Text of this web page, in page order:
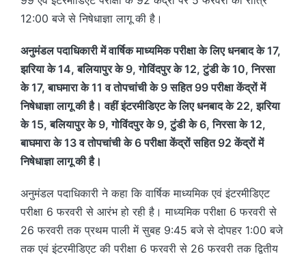
12:00 बजे से निषेधाज्ञा लागू की है।
अनुमंडल पदाधिकारी में वार्षिक माध्यमिक परीक्षा के लिए धनबाद के 17,
झरिया के 14, बलियापुर के 9, गोविंदपुर के 12, टुंडी के 10, निरसा
के 17, बाघमारा के 11 व तोपचांची के 9 सहित 99 परीक्षा केंद्रों में
निषेधाज्ञा लागू की है। वहीं इंटरमीडिएट के लिए धनबाद के 22, झरिया
के 15, बलियापुर के 9, गोविंदपुर के 9, टुंडी के 6, निरसा के 12,
बाघमारा के 13 व तोपचांची के 6 परीक्षा केंद्रों सहित 92 केंद्रों में
निषेधाज्ञा लागू की है।
अनुमंडल पदाधिकारी ने कहा कि वार्षिक माध्यमिक एवं इंटरमीडिएट
परीक्षा 6 फरवरी से आरंभ हो रही है। माध्यमिक परीक्षा 6 फरवरी से
26 फरवरी तक प्रथम पाली में सुबह 9:45 बजे से दोपहर 1:00 बजे
तक एवं इंटरमीडिएट की परीक्षा 6 फरवरी से 26 फरवरी तक द्वितीय